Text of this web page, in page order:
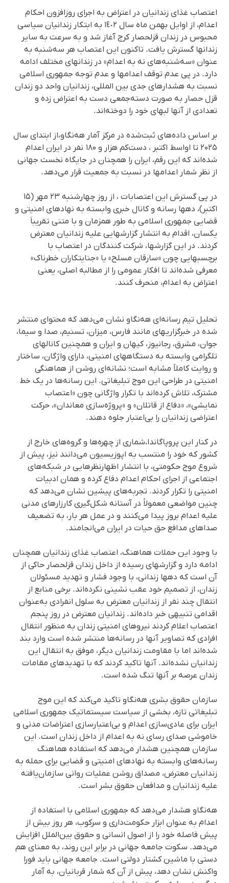
اعتصاب غذای زندانیان در اعتراض به اجرای روزافزون احکام
اعدام، از اوایل بهمن ماه سال ١٤٠٢ بە ابتکار زندانیان سیاسی
محبوس در زندان قزلحصار کرج آغاز شد و به‌ سرعت به سایر
زندانها گسترش یافت. تاکنون این اعتصاب هر سه‌شنبه به‌
عنوان «سه‌شنبه‌های نە بە اعدام» در زندانهای مختلف ادامه
دارد. در پی عدم توقف اعدامها و عدم توجە جمهوری اسلامی
نسبت بە هشدارهای جدی بین المللی، زندانیان واحد دو زندان
قزل حصار بە صورت دستەجمعی دست بە اعتراض زدە و
تعدادی از آنها لبهای خود را دوختەاند.
بر اساس داده‌های ثبت‌شده در مرکز آمار هەنگاو،از ابتدای سال
۲۰۲۵ تا اواسط اکتبر ، دست‌کم هزار و ۱۸۰ نفر در ایران اعدام
شده‌اند که این رقم، ایران را همچنان در جایگاه نخست جهانی
از نظر شمار اعدامها در نسبت به جمعیت قرار می‌دهد.
در پی گسترش این اعتصابات ، از روز چهارشنبه ۲۳ مهر (۱۵
اکتبر)، دهها رسانه و کانال خبری وابسته به نهادهای امنیتی و
قضایی جمهوری اسلامی به‌ طور همزمان و با متنی تقریباَ
یکسان، اقدام به انتشار گزارشهایی علیه زندانیان معترض
کردند. در این گزارشها، شرکت‌ کنندگان در اعتصاب با
برچسبهایی چون «سارقان مسلح» یا «جنایتکاران خطرناک»
معرفی شده‌اند تا افکار عمومی را از مطالبه اصلی، یعنی
اعتراض به اعدام، منحرف کنند.
تحلیل تیم رسانه‌ای هەنگاو نشان می‌دهد که محتوای منتشر
شده در خبرگزاریهای مانند فارس، میزان، تسنیم، صدا و سیما،
جوان، مشرق، رجانیوز، کیهان و ایران و همچنین کانالهای
تلگرامی وابسته به دستگاههای امنیتی، دارای واژگان، ساختار
و روایت کاملاً مشابه است؛ نشانه‌ای روشن از هماهنگی
امنیتی در طراحی این موج تبلیغاتی. این رسانه‌ها در یک خط
مشترک، تلاش کرده‌اند با تکرار واژگانی چون «اعتصاب
نمایشی»، «دفاع از قاتلان» و «پروژه‌سازی معاندان»، حرکت
اعتراضی زندانیان را بی‌اعتبار جلوه دهند.
در کنار این پروپاگاندا،شماری از چهره‌ها و گروه‌های خارج از
کشور که خود را منتسب به اپوزیسیون می‌دانند نیز، پیش از
شروع موج حکومتی، با انتشار اظهارنظرهایی در شبکه‌های
اجتماعی از اجرای احکام اعدام دفاع کرده و همان ادبیات
امنیتی را تکرار کردند. تجربه‌های پیشین نشان می‌دهد که
چنین مواضعی معمولاً در آستانه‌ شکل‌گیری کارزارهای مدنی
علیه اعدام بروز پیدا می‌کنند و در عمل هر بار، به تضعیف
صداهای مدافع حق حیات در ایران می‌انجامند.
با وجود این حملات هماهنگ، اعتصاب غذای زندانیان همچنان
ادامه دارد و گزارشهای رسیده از داخل زندان قزلحصار حاکی از
آن است که دهها زندانی، با وجود فشار و تهدید مسئولان
زندان، از تصمیم خود عقب‌ نشینی نکرده‌اند. برخی منابع از
انتقال چند نفر از زندانیان معترض به سلول انفرادی به‌عنوان
اقدامی تنبیهی خبر داده‌اند. زندانیان معترض در روز پنجم
اعتصاب اعلام کردند نیروهای امنیتی زندان بە منظور انتقال
افرادی کە تصاویر آنها در رسانەها منتشر شدە است وارد بند
شدەاند اما با مقاومت زندانیان دیگر، موفق بە انتقال این
زندانیان نشدەاند. آنها تاکید کردند کە با تهدیدهای مقامات
زندان عرصە بر آنها تنگ شدە است.
سازمان حقوق بشری هەنگاو تاکید می‌کند که این موج
تبلیغاتی تازه، بخشی از سیاست سیستماتیک جمهوری اسلامی
ایران برای عادی‌سازی اعدام و بی‌اعتبارسازی اعتراضات مدنی و
خاموشی صدای رسای نە بە اعدام از داخل زندان است. این
سازمان همچنین هشدار می‌دهد که استفاده هماهنگ
رسانه‌های وابسته به نهادهای امنیتی و قضایی برای حمله به
زندانیان معترض، مصداق روشن عملیات روانی سازمان‌یافته
علیه زندانیان و مدافعان حقوق بشر است.
هه‌نگاو هشدار می‌دهد که جمهوری اسلامی با استفاده از
اعدام به‌ عنوان ابزار حکومت‌داری و سرکوب، هر روز بیش از
پیش فاصله خود را از اصول انسانی و حقوق بین‌الملل افزایش
می‌دهد. سکوت جامعه جهانی در برابر این روند، به‌ معنای هم‌
دستی با ماشین کشتار دولتی است. جامعه جهانی باید فورا
واکنش نشان دهد، پیش از آن‌ که شمار قربانیان، به آمار